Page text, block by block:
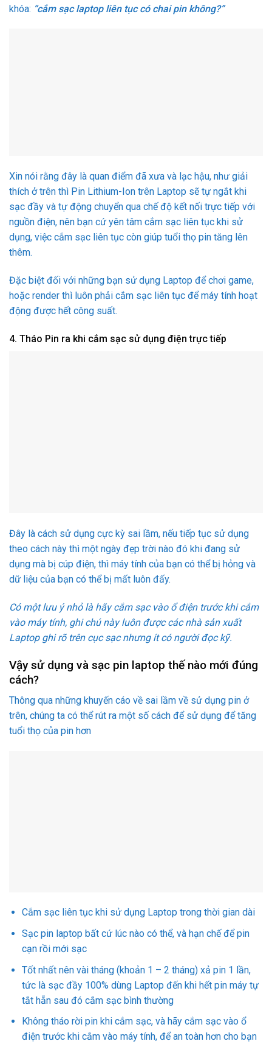
khóa: “cắm sạc laptop liên tục có chai pin không?”
Xin nói rằng đây là quan điểm đã xưa và lạc hậu, như giải
thích ở trên thì Pin Lithium-Ion trên Laptop sẽ tự ngắt khi
sạc đầy và tự động chuyển qua chế độ kết nối trực tiếp với
nguồn điện, nên bạn cứ yên tâm cắm sạc liên tục khi sử
dụng, việc cắm sạc liên tục còn giúp tuổi thọ pin tăng lên
thêm.
Đặc biệt đối với những bạn sử dụng Laptop để chơi game,
hoặc render thì luôn phải cắm sạc liên tục để máy tính hoạt
động được hết công suất.
4. Tháo Pin ra khi cắm sạc sử dụng điện trực tiếp
Đây là cách sử dụng cực kỳ sai lầm, nếu tiếp tục sử dụng
theo cách này thì một ngày đẹp trời nào đó khi đang sử
dụng mà bị cúp điện, thì máy tính của bạn có thể bị hỏng và
dữ liệu của bạn có thể bị mất luôn đấy.
Có một lưu ý nhỏ là hãy cắm sạc vào ổ điện trước khi cắm
vào máy tính, ghi chú này luôn được các nhà sản xuất
Laptop ghi rõ trên cục sạc nhưng ít có người đọc kỹ.
Vậy sử dụng và sạc pin laptop thế nào mới đúng
cách?
Thông qua những khuyến cáo về sai lầm về sử dụng pin ở
trên, chúng ta có thể rút ra một số cách để sử dụng để tăng
tuổi thọ của pin hơn
Cắm sạc liên tục khi sử dụng Laptop trong thời gian dài
Sạc pin laptop bất cứ lúc nào có thể, và hạn chế để pin
cạn rồi mới sạc
Tốt nhất nên vài tháng (khoản 1 – 2 tháng) xả pin 1 lần,
tức là sạc đầy 100% dùng Laptop đến khi hết pin máy tự
tắt hẵn sau đó cắm sạc bình thường
Không tháo rời pin khi cắm sạc, và hãy cắm sạc vào ổ
điện trước khi cắm vào máy tính, để an toàn hơn cho bạn